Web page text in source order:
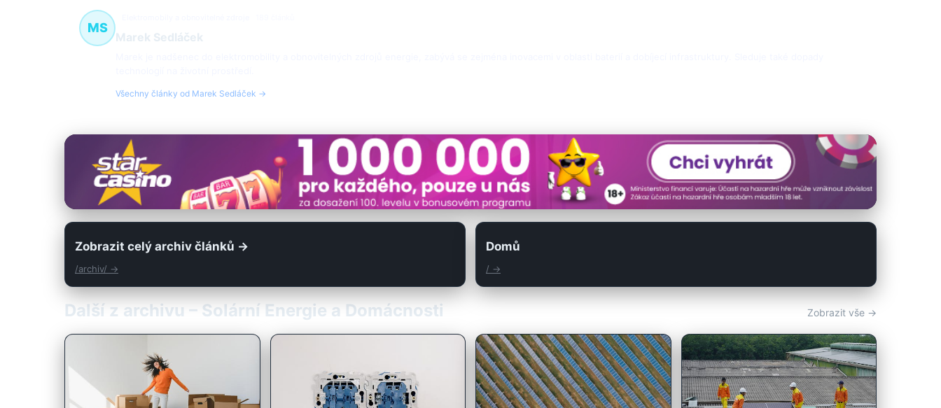
MS
Marek Sedláček
Všechny články od Marek Sedláček →
Zobrazit celý archiv článků →
/archiv/ →
Domů
/ →
Další z archivu – Solární Energie a Domácnosti Zobrazit vše →